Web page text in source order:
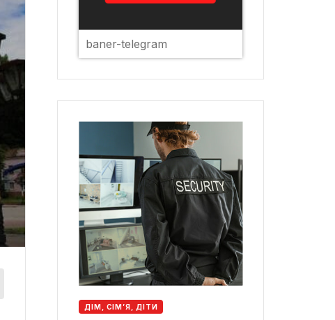
baner-telegram
ДІМ, СІМ’Я, ДІТИ